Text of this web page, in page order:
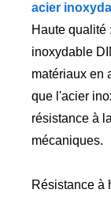
acier
Haute qualité
inoxydable
matériaux en
que l'acier
résistance à
mécaniques.
Résistance à